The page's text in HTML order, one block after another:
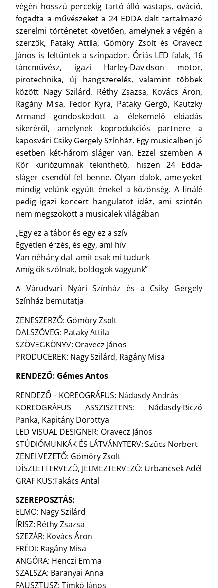
végén hosszú percekig tartó álló vastaps, ováció,
fogadta a művészeket a 24 EDDA dalt tartalmazó
szerelmi történetet követően, amelynek a végén a
szerzők, Pataky Attila, Gömöry Zsolt és Oravecz
János is feltűntek a színpadon. Óriás LED falak, 16
táncművész, igazi Harley-Davidson motor,
pirotechnika, új hangszerelés, valamint többek
között Nagy Szilárd, Réthy Zsazsa, Kovács Áron,
Ragány Misa, Fedor Kyra, Pataky Gergő, Kautzky
Armand gondoskodott a lélekemelő előadás
sikeréről, amelynek koprodukciós partnere a
kaposvári Csiky Gergely Színház. Egy musicalben jó
esetben két-három sláger van. Ezzel szemben A
Kör kuriózumnak tekinthető, hiszen 24 Edda-
sláger csendül fel benne. Olyan dalok, amelyeket
mindig velünk együtt énekel a közönség. A finálé
pedig igazi koncert hangulatot idéz, ami szintén
nem megszokott a musicalek világában
„Egy ez a tábor és egy ez a szív
Egyetlen érzés, és egy, ami hív
Van néhány dal, amit csak mi tudunk
Amíg ők szólnak, boldogok vagyunk”
A Várudvari Nyári Színház és a Csiky Gergely
Színház bemutatja
ZENESZERZŐ: Gömöry Zsolt
DALSZÖVEG: Pataky Attila
SZÖVEGKÖNYV: Oravecz János
PRODUCEREK: Nagy Szilárd, Ragány Misa
RENDEZŐ: Gémes Antos
RENDEZŐ – KOREOGRÁFUS: Nádasdy András
KOREOGRÁFUS ASSZISZTENS: Nádasdy-Biczó
Panka, Kapitány Dorottya
LED VISUAL DESIGNER: Oravecz János
STÚDIÓMUNKÁK ÉS LÁTVÁNYTERV: Szűcs Norbert
ZENEI VEZETŐ: Gömöry Zsolt
DÍSZLETTERVEZŐ, JELMEZTERVEZŐ: Urbancsek Adél
GRAFIKUS:Takács Antal
SZEREPOSZTÁS:
ELMO: Nagy Szilárd
ÍRISZ: Réthy Zsazsa
SZEZÁR: Kovács Áron
FRÉDI: Ragány Misa
ANGÓRA: Henczi Emma
SZALSZA: Baranyai Anna
FAUSZTUSZ: Timkó János